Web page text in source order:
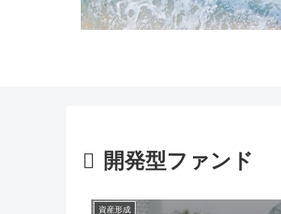
開発型ファンド
資産形成